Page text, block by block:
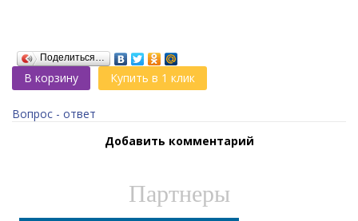
Поделиться…
В корзину Купить в 1 клик
Вопрос - ответ
Добавить комментарий
Партнеры